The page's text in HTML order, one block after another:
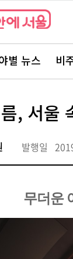
별 뉴스 비
, 서울
발행일
무더운